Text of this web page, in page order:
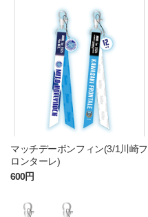
マッチデーボンフィン(3/1川崎フ
ロンターレ)
600円